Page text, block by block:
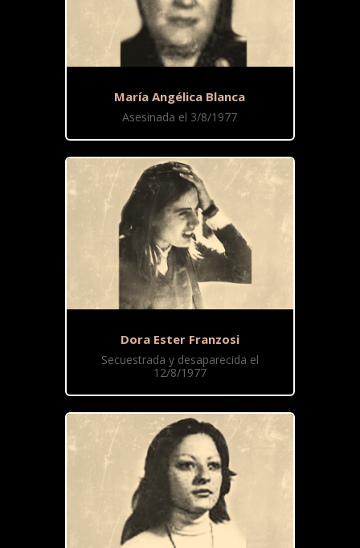
María Angélica Blanca
Asesinada el 3/8/1977
Dora Ester Franzosi
Secuestrada y desaparecida el
12/8/1977